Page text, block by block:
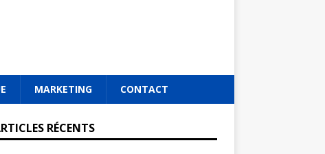
MARKETING CONTACT
RÉCENTS